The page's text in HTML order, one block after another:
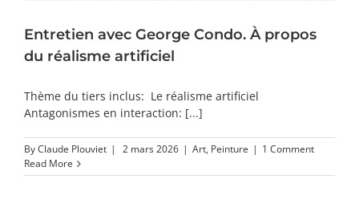
Entretien avec George Condo. À propos
du réalisme artificiel
Thème du tiers inclus: Le réalisme artificiel
Antagonismes en interaction: [...]
ByClaude Plouviet | 2 mars 2026 | Art, Peinture | 1 Comment
Read More